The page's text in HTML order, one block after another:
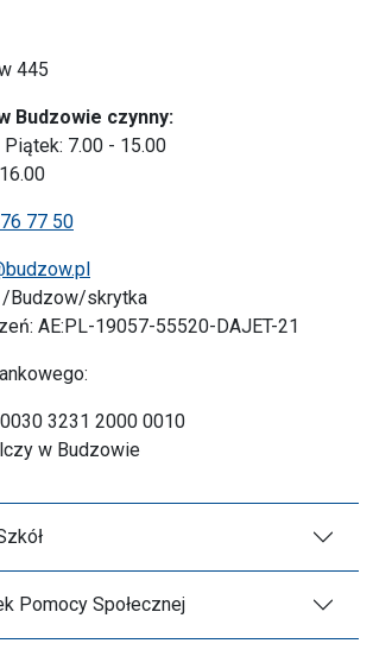
445
Budzowie czynny:
Piątek: 7.00 - 15.00
77 50
/Budzow/skrytka
AE:PL-19057-55520-DAJET-21
3231 2000 0010
w Budzowie
Pomocy Społecznej